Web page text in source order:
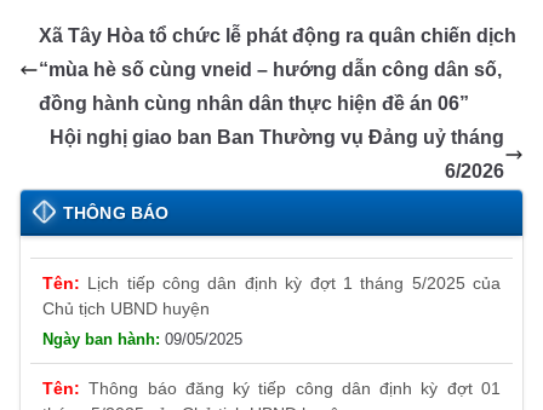
b
o
o
k
n
g
er
A
p
p
dI
n
a
m
e
Tr
n
sl
at
e
y
Li
n
k
Xã Tây Hòa tổ chức lễ phát động ra quân chiến dịch
“mùa hè số cùng vneid – hướng dẫn công dân số,
đồng hành cùng nhân dân thực hiện đề án 06”
Hội nghị giao ban Ban Thường vụ Đảng uỷ tháng
6/2026
THÔNG BÁO
Chủ tịch UBND huyện
tháng 5/2025 của Chủ tịch UBND huyện